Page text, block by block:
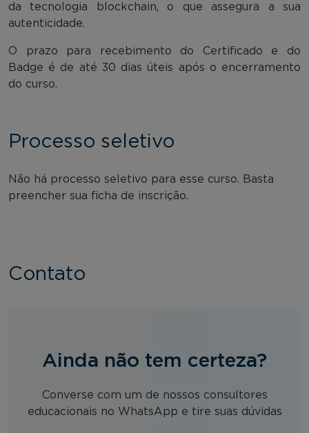
da tecnologia blockchain, o que assegura a sua
autenticidade.
O prazo para recebimento do Certificado e do
Badge é de até 30 dias úteis após o encerramento
do curso.
Processo seletivo
Não há processo seletivo para esse curso. Basta
preencher sua ficha de inscrição.
Contato
Ainda não tem certeza?
Converse com um de nossos consultores
educacionais no WhatsApp e tire suas dúvidas